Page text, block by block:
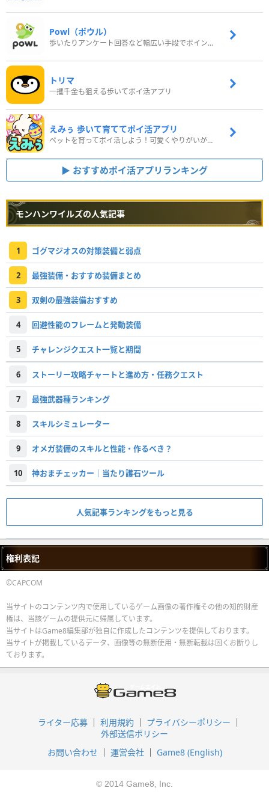
Powl（ポウル）
歩いたりアンケート回答など幅広い手段でポイントをゲット
トリマ
一攫千金も狙える歩いてポイ活アプリ
えみぅ 歩いて育ててポイ活アプリ
ペットを育ってポイ活しよう！可愛くやりがいがある新感覚アプリ
おすすめポイ活アプリランキング
モンハンワイルズの人気記事
1 ゴグマジオスの対策装備と弱点
2 最強装備・おすすめ装備まとめ
3 双剣の最強装備おすすめ
4 回避性能のフレームと発動装備
5 チャレンジクエスト一覧と期間
6 ストーリー攻略チャートと進め方・任務クエスト
7 最強武器種ランキング
8 スキルシミュレーター
9 オメガ装備のスキルと性能・作るべき？
10 神おまチェッカー｜当たり護石ツール
人気記事ランキングをもっと見る
権利表記
©CAPCOM
当サイトのコンテンツ内で使用しているゲーム画像の著作権その他の知的財産
権は、当該ゲームの提供元に帰属しています。
当サイトはGame8編集部が独自に作成したコンテンツを提供しております。
当サイトが掲載しているデータ、画像等の無断使用・無断転載は固くお断りし
ております。
ライター応募 利用規約
プライバシーポリシー
外部送信ポリシー
お問い合わせ
運営会社 Game8 (English)
© 2014 Game8, Inc.